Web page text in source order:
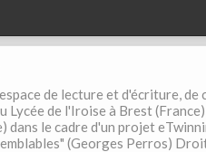
de lecture et d'écriture,
Lycée de l'Iroise à Brest
dans le cadre d'un projet
(Georges Perros)